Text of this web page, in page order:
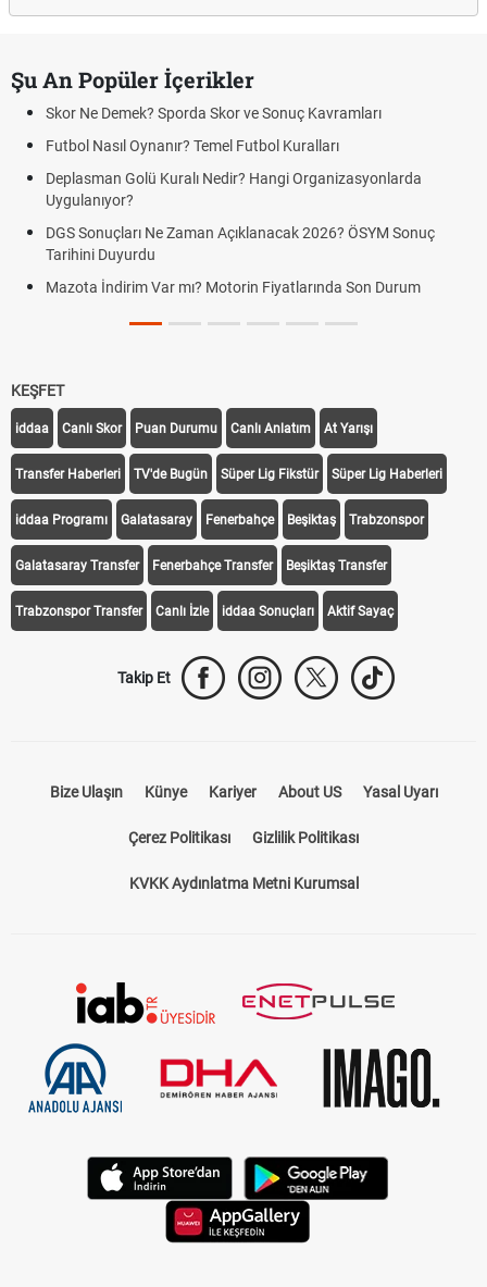
Şu An Popüler İçerikler
Skor Ne Demek? Sporda Skor ve Sonuç Kavramları
Futbol Nasıl Oynanır? Temel Futbol Kuralları
Deplasman Golü Kuralı Nedir? Hangi Organizasyonlarda
Uygulanıyor?
DGS Sonuçları Ne Zaman Açıklanacak 2026? ÖSYM Sonuç
Tarihini Duyurdu
Mazota İndirim Var mı? Motorin Fiyatlarında Son Durum
KEŞFET
iddaa Canlı Skor Puan Durumu Canlı Anlatım At Yarışı
Transfer Haberleri TV'de Bugün Süper Lig Fikstür Süper Lig Haberleri
iddaa Programı Galatasaray Fenerbahçe Beşiktaş Trabzonspor
Galatasaray Transfer Fenerbahçe Transfer Beşiktaş Transfer
Trabzonspor Transfer Canlı İzle iddaa Sonuçları Aktif Sayaç
Takip Et
Bize Ulaşın Künye Kariyer About US Yasal Uyarı
Çerez Politikası Gizlilik Politikası
KVKK Aydınlatma Metni Kurumsal